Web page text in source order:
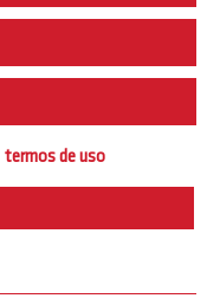
termos de uso